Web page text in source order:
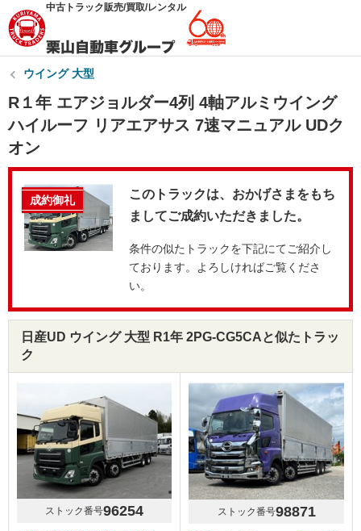
中古トラック販売/買取/レンタル
ウイング 大型
R１年 エアジョルダー4列 4軸アルミウイング
ハイルーフ リアエアサス 7速マニュアル UDク
オン
成約御礼
このトラックは、おかげさまをもち
ましてご成約いただきました。
条件の似たトラックを下記にてご紹介し
ております。よろしければご覧くださ
い。
日産UD ウイング 大型 R1年 2PG-CG5CAと似たトラッ
ク
ストック番号96254 ストック番号98871